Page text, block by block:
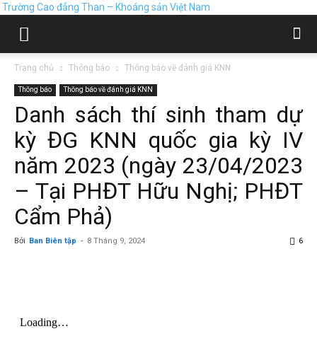
Trường Cao đẳng Than – Khoáng sản Việt Nam
Trang chủ Thông báo Thông báo về đánh giá KNN
Thông báo Thông báo về đánh giá KNN
Danh sách thí sinh tham dự
kỳ ĐG KNN quốc gia kỳ IV
năm 2023 (ngày 23/04/2023
– Tại PHĐT Hữu Nghị; PHĐT
Cẩm Phả)
Bởi Ban Biên tập - 8 Tháng 9, 2024 6